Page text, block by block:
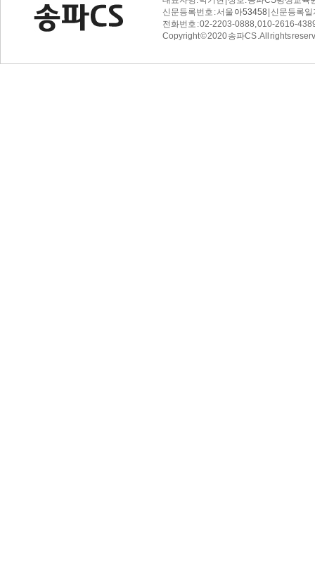
신문등록번호 : 서울 아53458 | 신문등록
전화번호 : 02-2203-0888, 010-2616-
Copyright © 2020 송파CS . All rights